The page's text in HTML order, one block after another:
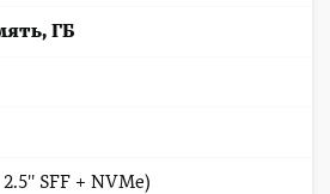
ГБ
SFF + NVMe)